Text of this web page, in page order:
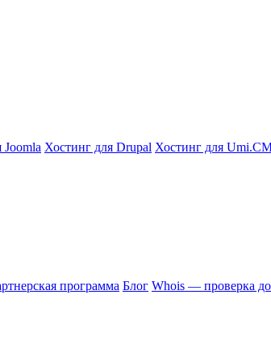
Joomla Хостинг для Drupal Хостинг для
программа Блог Whois — проверка